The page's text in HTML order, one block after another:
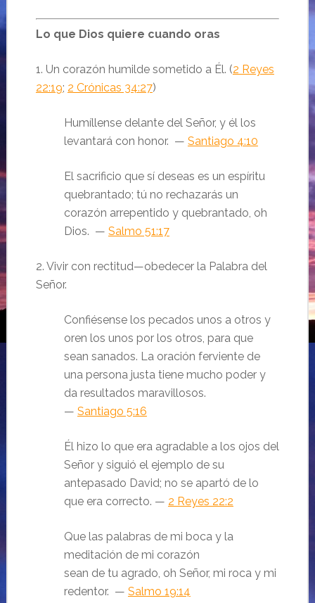
Lo que Dios quiere cuando oras
1. Un corazón humilde sometido a Él. (2 Reyes
22:19; 2 Crónicas 34:27)
Humíllense delante del Señor, y él los
levantará con honor. — Santiago 4:10
El sacrificio que sí deseas es un espíritu
quebrantado; tú no rechazarás un
corazón arrepentido y quebrantado, oh
Dios. — Salmo 51:17
2. Vivir con rectitud—obedecer la Palabra del
Señor.
Confiésense los pecados unos a otros y
oren los unos por los otros, para que
sean sanados. La oración ferviente de
una persona justa tiene mucho poder y
da resultados maravillosos.
— Santiago 5:16
Él hizo lo que era agradable a los ojos del
Señor y siguió el ejemplo de su
antepasado David; no se apartó de lo
que era correcto. — 2 Reyes 22:2
Que las palabras de mi boca y la
meditación de mi corazón
sean de tu agrado, oh Señor, mi roca y mi
redentor. — Salmo 19:14